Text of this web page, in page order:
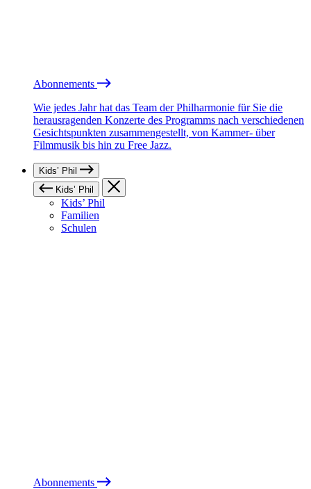
Abonnements
Wie jedes Jahr hat das Team der Philharmonie für Sie die
herausragenden Konzerte des Programms nach verschiedenen
Gesichtspunkten zusammengestellt, von Kammer- über
Filmmusik bis hin zu Free Jazz.
Kids’ Phil
Kids’ Phil
Kids’ Phil
Familien
Schulen
Abonnements